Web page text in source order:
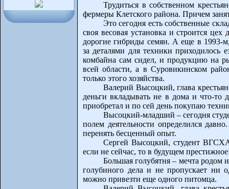
Трудиться в собственном
фермеры Клетского района. Причем
Это сегодня есть собственные
своя весовая установка и строится
дорогие гибриды семян. А еще в 1993-м,
за деталями для техники приходилось
комбайна сам сидел, и продукцию на
всей области, а в Суровикинском
только этого хозяйства.
Валерий Высоцкий, глава
деньги вкладывать не в дома и что-то
приобретал и по сей день покупаю
Высоцкий-младший – сегодня
полем деятельности определился
перенять бесценный опыт.
Сергей Высоцкий, студент
если не сейчас, то в будущем
Большая голубятня – мечта родом
голубиного дела и не пропускает ни
можно привезти еще одного питомца.